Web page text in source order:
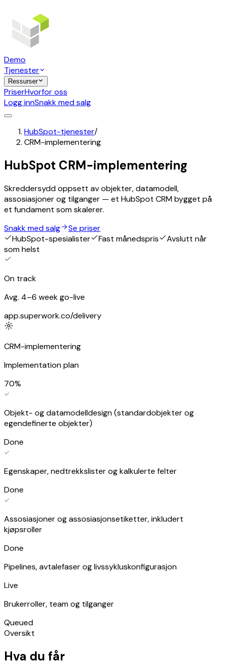
Demo
Tjenester
Ressurser
PriserHvorfor oss
Logg innSnakk med salg
HubSpot-tjenester/
CRM-implementering
HubSpot CRM-implementering
Skreddersydd oppsett av objekter, datamodell,
assosiasjoner og tilganger — et HubSpot CRM bygget på
et fundament som skalerer.
Snakk med salg
Se priser
HubSpot-spesialister
Fast månedspris
Avslutt når
som helst
On track
Avg. 4–6 week go-live
app.superwork.co/delivery
CRM-implementering
Implementation plan
70%
Objekt- og datamodelldesign (standardobjekter og
egendefinerte objekter)
Done
Egenskaper, nedtrekkslister og kalkulerte felter
Done
Assosiasjoner og assosiasjonsetiketter, inkludert
kjøpsroller
Done
Pipelines, avtalefaser og livssykluskonfigurasjon
Live
Brukerroller, team og tilganger
Queued
Oversikt
Hva du får